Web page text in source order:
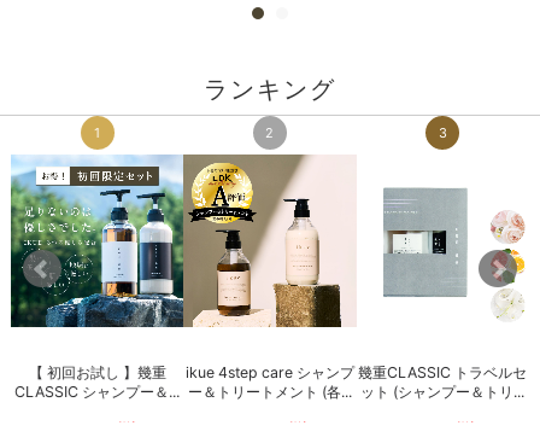
ランキング
1
【 初回お試し 】幾重
CLASSIC シャンプー＆...
2
ikue 4step care シャンプ
ー＆トリートメント (各...
3
幾重CLASSIC トラベルセ
ット (シャンプー＆トリ...